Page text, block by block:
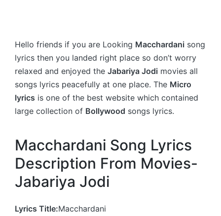
Hello friends if you are Looking Macchardani song
lyrics then you landed right place so don’t worry
relaxed and enjoyed the Jabariya Jodi movies all
songs lyrics peacefully at one place. The Micro
lyrics is one of the best website which contained
large collection of Bollywood songs lyrics.
Macchardani Song Lyrics
Description From Movies-
Jabariya Jodi
Lyrics Title:Macchardani